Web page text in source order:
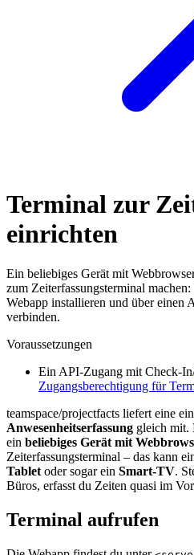
Terminal zur
einrichten
Ein beliebiges Gerät mit
zum Zeiterfassungsterminal
Webapp installieren und über einen
verbinden.
Voraussetzungen
Ein API-Zugang mit Check-
Zugangsberechtigung für
teamspace/projectfacts liefert eine
Anwesenheitserfassung gleich mit.
ein beliebiges Gerät mit
Zeiterfassungsterminal – das kann
Tablet oder sogar ein Smart-TV.
Büros, erfasst du Zeiten quasi im
Terminal aufrufen